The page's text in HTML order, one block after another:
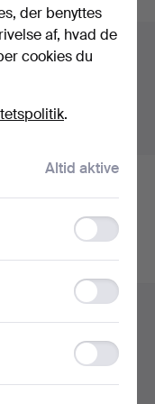
Søger du efter
arkiv, der
der benyttes
af, hvad de
cookies du
.
Altid aktive
storage
storage
Ad
storage